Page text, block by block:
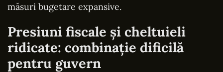
măsuri bugetare expansive.
Presiuni fiscale și cheltuieli
ridicate: combinație dificilă
pentru guvern